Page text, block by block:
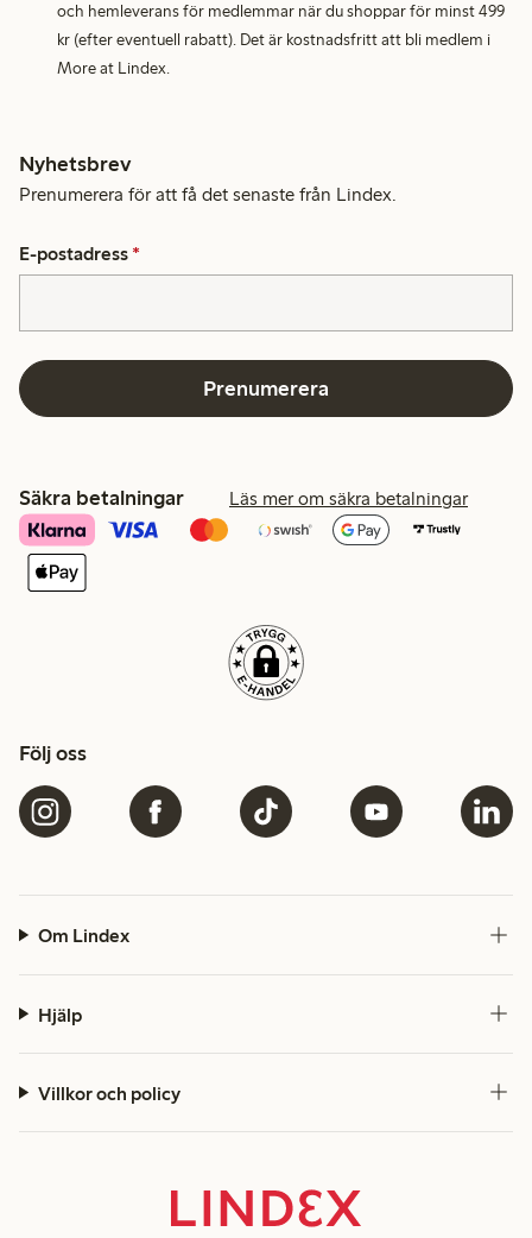
och hemleverans för medlemmar när du shoppar för minst 499
kr (efter eventuell rabatt). Det är kostnadsfritt att bli medlem i
More at Lindex.
Nyhetsbrev
Prenumerera för att få det senaste från Lindex.
E-postadress *
Prenumerera
Säkra betalningar Läs mer om säkra betalningar
Följ oss
Om Lindex
Hjälp
Villkor och policy